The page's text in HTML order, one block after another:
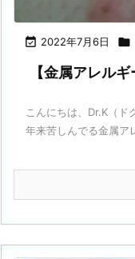
 2022年7月6日 
【金属アレルギ
こんにちは、Dr.K（ド
年来苦しんでる金属ア